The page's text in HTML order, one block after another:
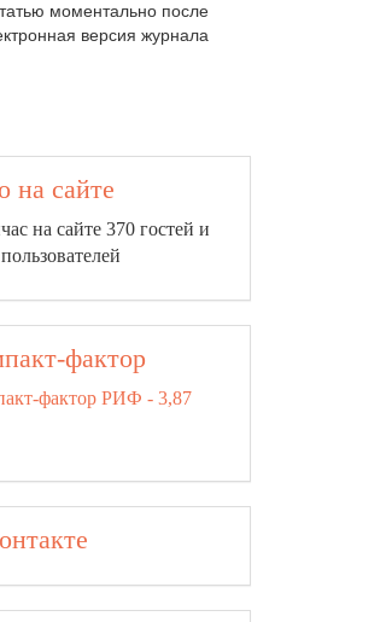
моментально после
версия журнала
на сайте
на сайте 370 гостей и
фактор
фактор РИФ - 3,87